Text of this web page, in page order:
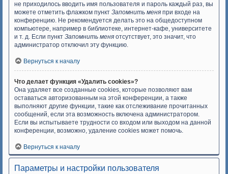
не приходилось вводить имя пользователя и пароль каждый раз, вы
можете отметить флажком пункт Запомнить меня при входе на
конференцию. Не рекомендуется делать это на общедоступном
компьютере, например в библиотеке, интернет-кафе, университете
и т. д. Если пункт Запомнить меня отсутствует, это значит, что
администратор отключил эту функцию.
Вернуться к началу
Что делает функция «Удалить cookies»?
Она удаляет все созданные cookies, которые позволяют вам
оставаться авторизованным на этой конференции, а также
выполняют другие функции, такие как отслеживание прочитанных
сообщений, если эта возможность включена администратором.
Если вы испытываете трудности со входом или выходом на данной
конференции, возможно, удаление cookies может помочь.
Вернуться к началу
Параметры и настройки пользователя